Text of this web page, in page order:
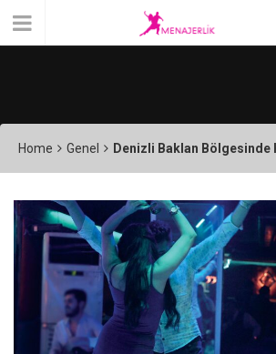
Home Genel Denizli Baklan Bölgesinde